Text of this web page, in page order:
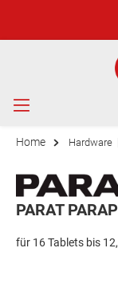
Home Hardware
PARAT
für 16 Tablets bis